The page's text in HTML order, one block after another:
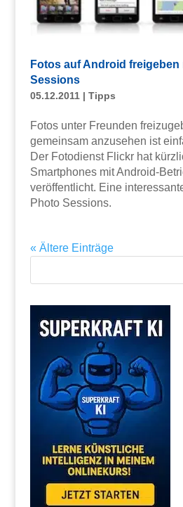
Fotos auf Android
Sessions
05.12.2011| Tipps
Fotos unter Freunden
gemeinsam anzusehen ist
Der Fotodienst Flickr hat
Smartphones mit Android-
veröffentlicht. Eine
Photo Sessions.
« Ältere Einträge